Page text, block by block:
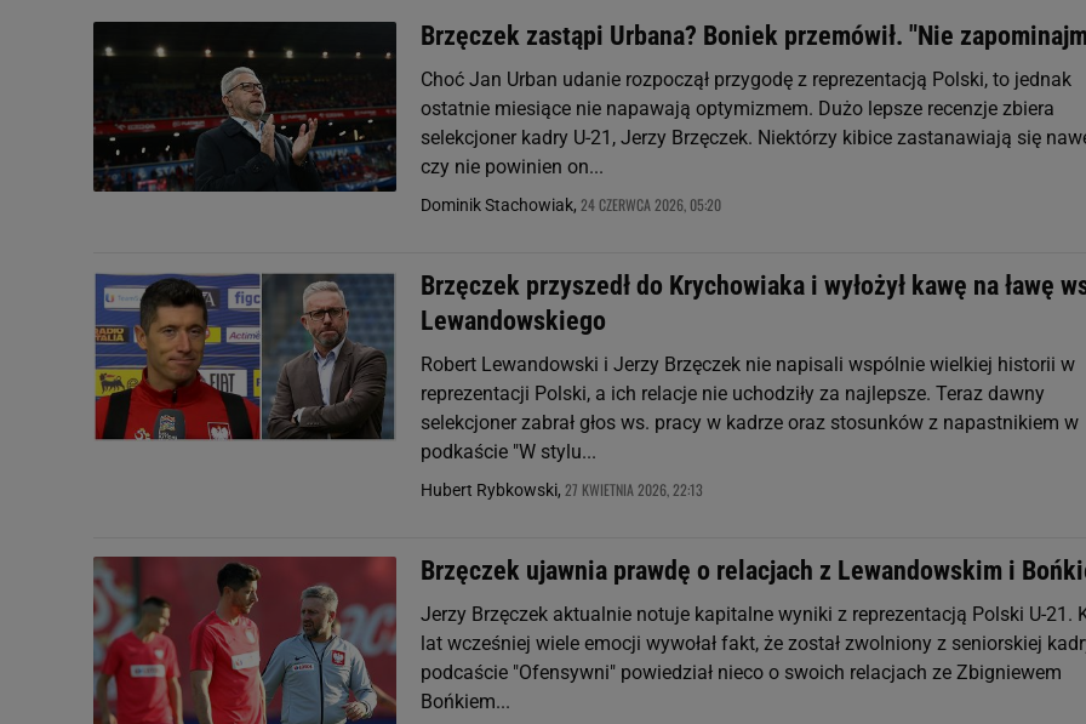
Brzęczek zastąpi Urbana? Boniek przemówił. "Nie
Choć Jan Urban udanie rozpoczął przygodę z reprezentacją Polski, to jednak
ostatnie miesiące nie napawają optymizmem. Dużo lepsze recenzje zbiera
selekcjoner kadry U-21, Jerzy Brzęczek. Niektórzy kibice zastanawiają się
czy nie powinien on...
Dominik Stachowiak, 24 CZERWCA 2026, 05:20
Brzęczek przyszedł do Krychowiaka i wyłożył kawę na ławę
Lewandowskiego
Robert Lewandowski i Jerzy Brzęczek nie napisali wspólnie wielkiej historii w
reprezentacji Polski, a ich relacje nie uchodziły za najlepsze. Teraz dawny
selekcjoner zabrał głos ws. pracy w kadrze oraz stosunków z napastnikiem w
podkaście "W stylu...
Hubert Rybkowski, 27 KWIETNIA 2026, 22:13
Brzęczek ujawnia prawdę o relacjach z Lewandowskim i
Jerzy Brzęczek aktualnie notuje kapitalne wyniki z reprezentacją Polski U-21.
lat wcześniej wiele emocji wywołał fakt, że został zwolniony z seniorskiej
podcaście "Ofensywni" powiedział nieco o swoich relacjach ze Zbigniewem
Bońkiem...